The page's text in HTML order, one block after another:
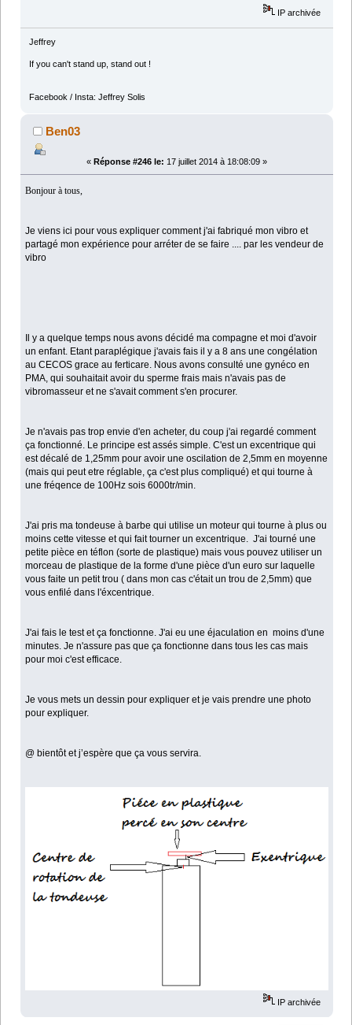
IP archivée
Jeffrey
If you can't stand up, stand out !
Facebook / Insta: Jeffrey Solis
Ben03
« Réponse #246 le: 17 juillet 2014 à 18:08:09 »
Bonjour à tous,
Je viens ici pour vous expliquer comment j'ai fabriqué mon vibro et
partagé mon expérience pour arréter de se faire .... par les vendeur de
vibro
Il y a quelque temps nous avons décidé ma compagne et moi d'avoir
un enfant. Etant paraplégique j'avais fais il y a 8 ans une congélation
au CECOS grace au ferticare. Nous avons consulté une gynéco en
PMA, qui souhaitait avoir du sperme frais mais n'avais pas de
vibromasseur et ne s'avait comment s'en procurer.
Je n'avais pas trop envie d'en acheter, du coup j'ai regardé comment
ça fonctionné. Le principe est assés simple. C'est un excentrique qui
est décalé de 1,25mm pour avoir une oscilation de 2,5mm en moyenne
(mais qui peut etre réglable, ça c'est plus compliqué) et qui tourne à
une fréqence de 100Hz sois 6000tr/min.
J'ai pris ma tondeuse à barbe qui utilise un moteur qui tourne à plus ou
moins cette vitesse et qui fait tourner un excentrique. J'ai tourné une
petite pièce en téflon (sorte de plastique) mais vous pouvez utiliser un
morceau de plastique de la forme d'une pièce d'un euro sur laquelle
vous faite un petit trou ( dans mon cas c'était un trou de 2,5mm) que
vous enfilé dans l'éxcentrique.
J'ai fais le test et ça fonctionne. J'ai eu une éjaculation en moins d'une
minutes. Je n'assure pas que ça fonctionne dans tous les cas mais
pour moi c'est efficace.
Je vous mets un dessin pour expliquer et je vais prendre une photo
pour expliquer.
@ bientôt et j’espère que ça vous servira.
IP archivée